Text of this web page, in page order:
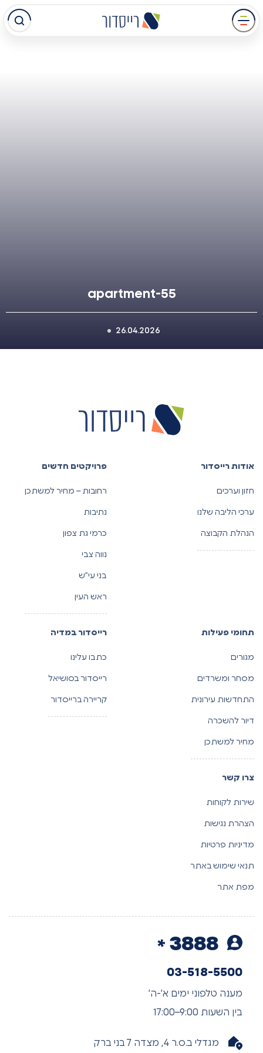
מעבר
לתוכן
apartment-55
26.04.2026
אודות רייסדור
חזון וערכים
ערכי הליבה שלנו
הנהלת הקבוצה
פרויקטים חדשים
רחובות – מחיר למשתכן
נתיבות
כרמי גת צפון
נווה צבי
בני עי”ש
ראש העין
תחומי פעילות
מגורים
מסחר ומשרדים
התחדשות עירונית
דיור להשכרה
מחיר למשתכן
רייסדור במדיה
כתבו עלינו
רייסדור בסושיאל
קריירה ברייסדור
צרו קשר
שירות לקוחות
הצהרת נגישות
מדיניות פרטיות
תנאי שימוש באתר
מפת אתר
03-518-5500
מענה טלפוני ימים א’-ה’
בין השעות 9:00–17:00
מגדלי ב.ס.ר 4, מצדה 7 בני ברק